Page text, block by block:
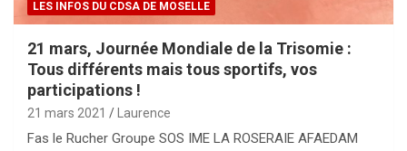
LES INFOS DU CDSA DE MOSELLE
21 mars, Journée Mondiale de la Trisomie :
Tous différents mais tous sportifs, vos
participations !
21 mars 2021 Laurence
Fas le Rucher Groupe SOS IME LA ROSERAIE AFAEDAM